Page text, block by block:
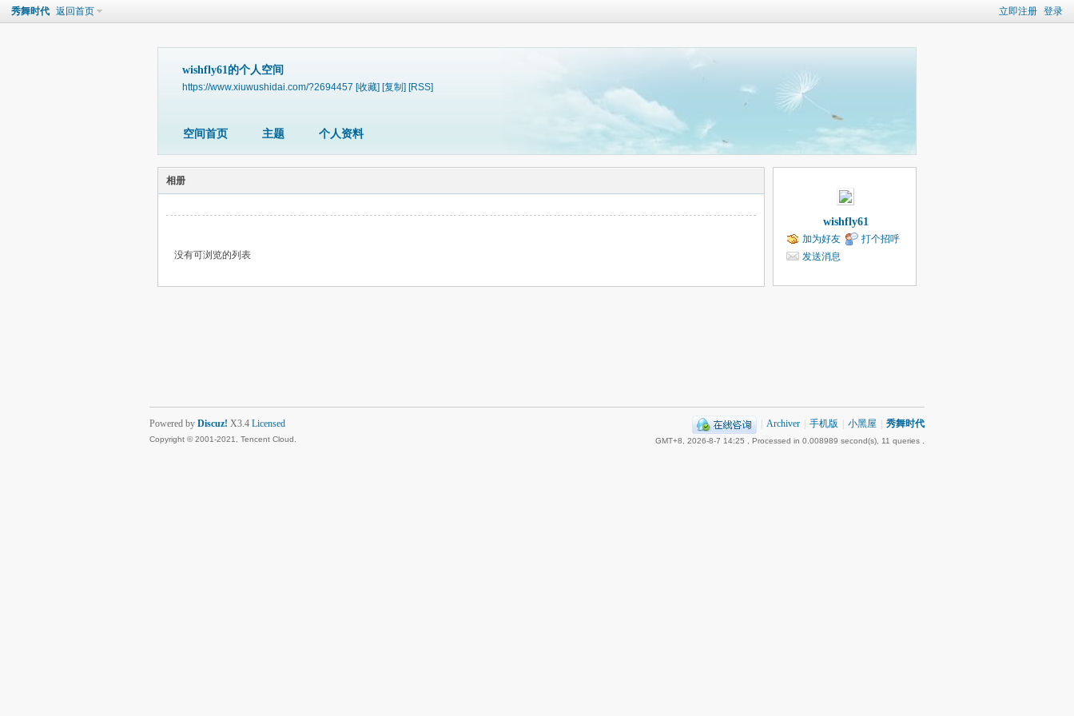
立即注册 登录
秀舞时代 返回首页
wishfly61的个人空间
https://www.xiuwushidai.com/?2694457 [收藏] [复制] [RSS]
空间首页 主题 个人资料
相册
没有可浏览的列表
wishfly61
加为好友
打个招呼
发送消息
Archiver 手机版 小黑屋 秀舞时代
GMT+8, 2026-8-7 14:25 , Processed in 0.008989 second(s), 11 queries .
Powered by Discuz! X3.4 Licensed
Copyright © 2001-2021, Tencent Cloud.